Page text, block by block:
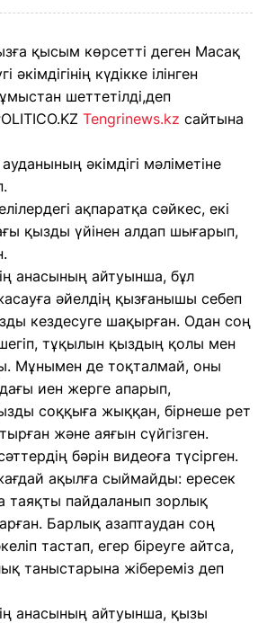
қысым көрсетті деген Масақ
күдікке ілінген
шеттетілді,деп
Tengrinews.kz сайтына
әкімдігі мәліметіне
ақпаратқа сәйкес, екі
қызды үйінен алдап шығарып,
анасының айтуынша, бұл
әйелдің қызғанышы себеп
кездесуге шақырған. Одан соң
тұқылын қыздың қолы мен
Мұнымен де тоқталмай, оны
иен жерге апарып,
соққыға жыққан, бірнеше рет
және аяғын сүйгізген.
бәрін видеоға түсірген.
ақылға сыймайды: ересек
таяқты пайдаланып зорлық
Барлық азаптаудан соң
тастап, егер біреуге айтса,
таныстарына жібереміз деп
анасының айтуынша, қызы